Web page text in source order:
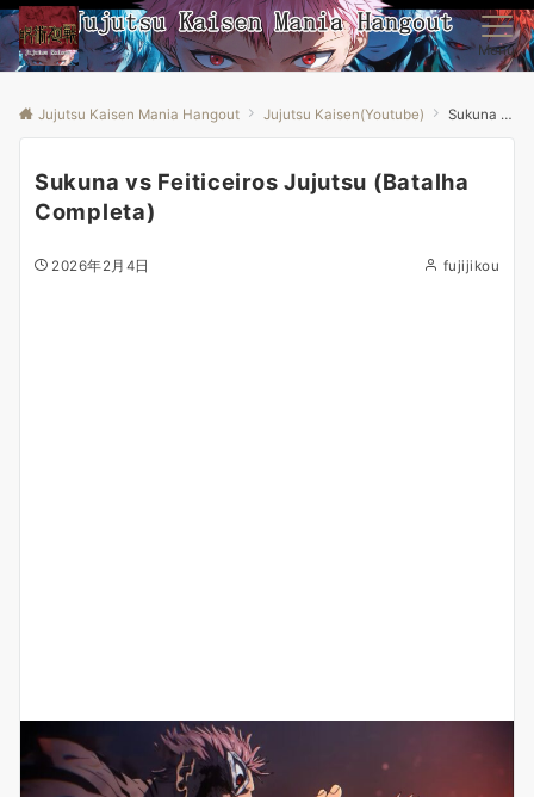
Menu
Jujutsu Kaisen Mania Hangout Jujutsu Kaisen(Youtube) Sukuna vs Feiticeiros Jujutsu (Batalha Completa)
Sukuna vs Feiticeiros Jujutsu (Batalha
Completa)
2026年2月4日 fujijikou